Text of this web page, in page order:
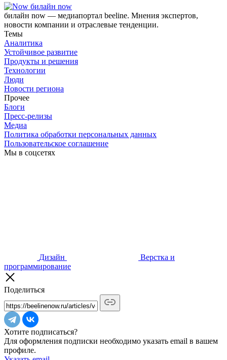
билайн now
билайн now — медиапортал beeline. Мнения экспертов,
новости компании и отраслевые тенденции.
Темы
Аналитика
Устойчивое развитие
Продукты и решения
Технологии
Люди
Новости региона
Прочее
Блоги
Пресс-релизы
Медиа
Политика обработки персональных данных
Пользовательское соглашение
Мы в соцсетях
Дизайн
Верстка и
программирование
Поделиться
Хотите подписаться?
Для оформления подписки необходимо указать email в вашем
профиле.